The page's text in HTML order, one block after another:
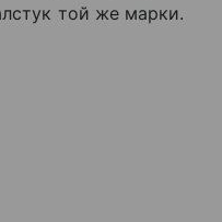
той же марки.